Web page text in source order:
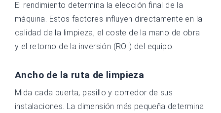
El rendimiento determina la elección final de la
máquina. Estos factores influyen directamente en la
calidad de la limpieza, el coste de la mano de obra
y el retorno de la inversión (ROI) del equipo.
Ancho de la ruta de limpieza
Mida cada puerta, pasillo y corredor de sus
instalaciones. La dimensión más pequeña determina